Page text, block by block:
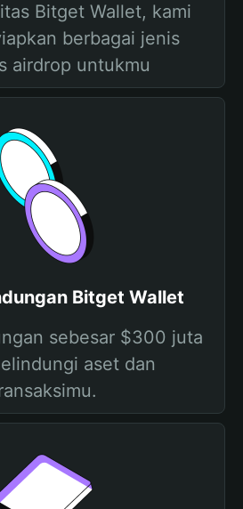
Bitget Wallet, kami
berbagai jenis
airdrop untukmu
Bitget Wallet
sebesar $300 juta
aset dan